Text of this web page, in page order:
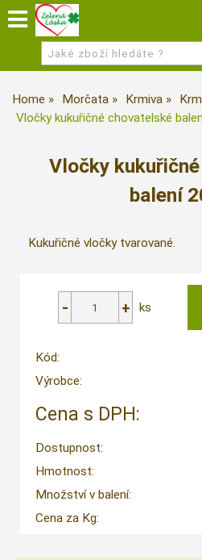
Home Morčata Krmiva
Vločky kukuřičné chovatelské
Vločky
balení
Kukuřičné vločky tvarované.
ks
Kód:
Výrobce:
Cena s DPH:
Dostupnost:
Hmotnost:
Množství v balení:
Cena za Kg: